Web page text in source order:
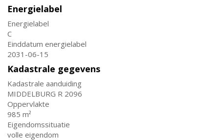
Energielabel
Energielabel
C
Einddatum energielabel
2031-06-15
Kadastrale gegevens
Kadastrale aanduiding
MIDDELBURG R 2096
Oppervlakte
985 m²
Eigendomssituatie
volle eigendom